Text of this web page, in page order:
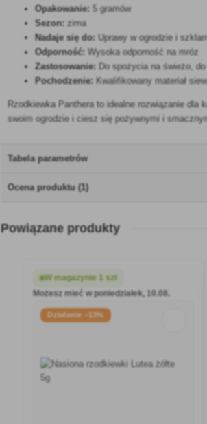
Opakowanie: 5 gramów
Sezon: zima
Nadaje się do: Uprawy w ogrodzie i
Odporność: Wysoka odporność na mróz
Zastosowanie: Do spożycia na świeżo,
Pochodzenie: Kwalifikowany materiał
Rzodkiewka Panthera to idealne rozwiązanie
swoim ogrodzie i ciesz się pożywnymi i
Tabela parametrów
Ocena produktu (1)
Powiązane produkty
W magazynie 1 szt
Możesz mieć w poniedziałek, 10.08.
Działanie −13%